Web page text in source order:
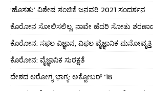
‘ಹೊಸತು’ ವಿಶೇಷ ಸಂಚಿಕೆ ಜನವರಿ 2021 ಸಂದರ್ಶನ
ಕೊರೋನ ಸೋಲಿಸಲಿಲ್ಲ, ನಾವೇ ಹೆದರಿ ಸೋತು
ಕೊರೋನ: ಸಫಲ ವಿಜ್ಞಾನ, ವಿಫಲ ವೈಜ್ಞಾನಿಕ ಮನೋವೃತ್ತಿ
ಕೊರೋನ: ವೈಜ್ಞಾನಿಕ ಸುರಕ್ಷತೆ
ದೇಶದ ಆರೋಗ್ಯ ಭಾಗ್ಯ: ಅಕ್ಟೋಬರ್ ’18